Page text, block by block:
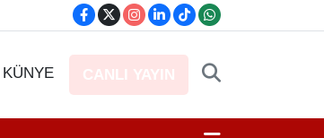
KÜNYE CANLI YAYIN